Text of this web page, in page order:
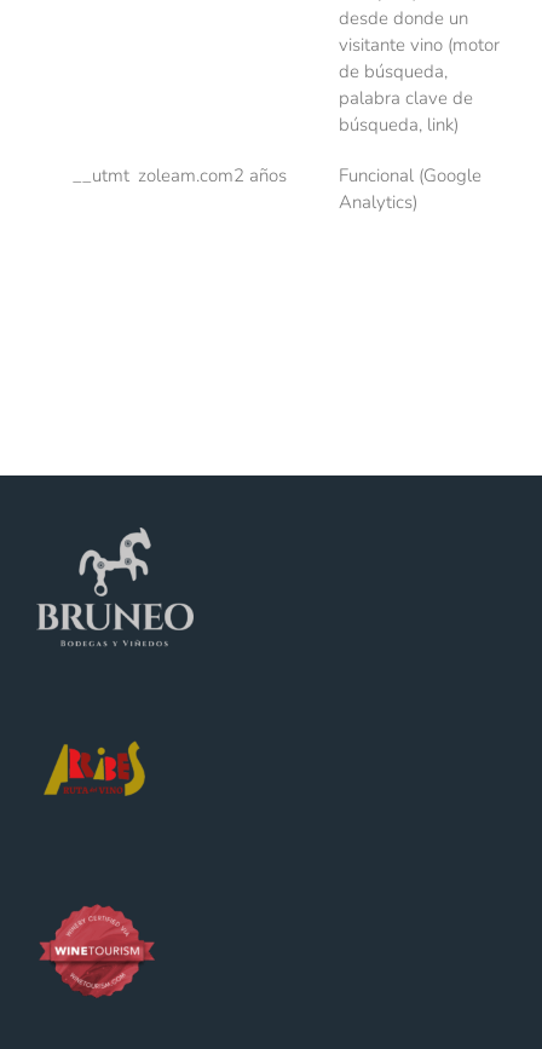
desde donde un
visitante vino (motor
de búsqueda,
palabra clave de
búsqueda, link)
__utmt zoleam.com2 años
Funcional (Google
Analytics)